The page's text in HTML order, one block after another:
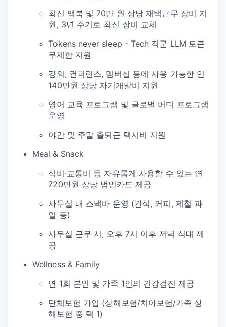
최신 맥북 및 70만 원 상당 재택근무 장비 지
원, 3년 주기로 최신 장비 교체
Tokens never sleep - Tech 직군 LLM 토큰
무제한 지원
강의, 컨퍼런스, 멤버십 등에 사용 가능한 연
140만원 상당 자기개발비 지원
영어 교육 프로그램 및 글로벌 버디 프로그램
운영
야간 및 주말 출퇴근 택시비 지원
Meal & Snack
식비·교통비 등 자유롭게 사용할 수 있는 연
720만원 상당 법인카드 제공
사무실 내 스낵바 운영 (간식, 커피, 제철 과
일 등)
사무실 근무 시, 오후 7시 이후 저녁 식대 제
공
Wellness & Family
연 1회 본인 및 가족 1인의 건강검진 제공
단체보험 가입 (상해보험/치아보험/가족 상
해보험 중 택 1)